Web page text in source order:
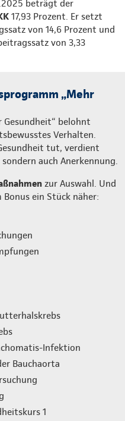
beträgt der
17,93 Prozent. Er setzt
von 14,6 Prozent und
von 3,33
„Mehr
belohnt
Verhalten.
tut, verdient
auch Anerkennung.
zur Auswahl. Und
ein Stück näher:
Infektion
Bauchaorta
1